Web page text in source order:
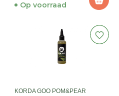
Op voorraad
KORDA GOO POM&PEAR